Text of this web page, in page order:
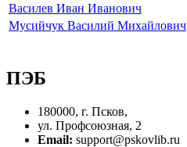
Василев Иван Иванович
Мусийчук Василий Михайлович
ПЭБ
180000, г. Псков,
ул. Профсоюзная, 2
Email: support@pskovlib.ru